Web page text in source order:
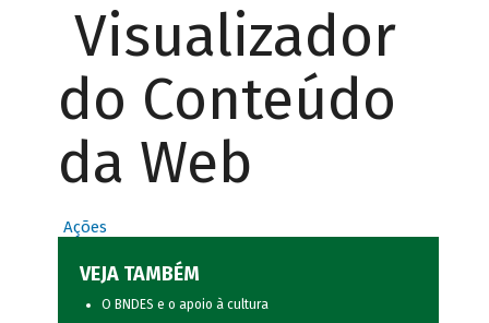
Visualizador
do Conteúdo
da Web
Ações
VEJA TAMBÉM
O BNDES e o apoio à cultura